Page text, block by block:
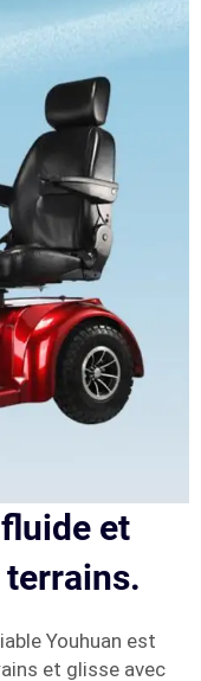
et
Youhuan est
et glisse avec